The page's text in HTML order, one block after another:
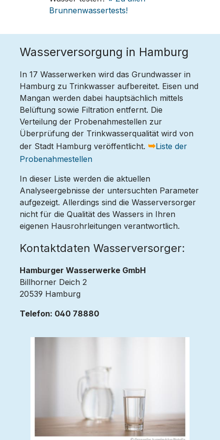
Brunnenwassertests!
Wasserversorgung in Hamburg
In 17 Wasserwerken wird das Grundwasser in
Hamburg zu Trinkwasser aufbereitet. Eisen und
Mangan werden dabei hauptsächlich mittels
Belüftung sowie Filtration entfernt. Die
Verteilung der Probenahmestellen zur
Überprüfung der Trinkwasserqualität wird von
der Stadt Hamburg veröffentlicht. ➥Liste der
Probenahmestellen
In dieser Liste werden die aktuellen
Analyseergebnisse der untersuchten Parameter
aufgezeigt. Allerdings sind die Wasserversorger
nicht für die Qualität des Wassers in Ihren
eigenen Hausrohrleitungen verantwortlich.
Kontaktdaten Wasserversorger:
Hamburger Wasserwerke GmbH
Billhorner Deich 2
20539 Hamburg
Telefon: 040 78880